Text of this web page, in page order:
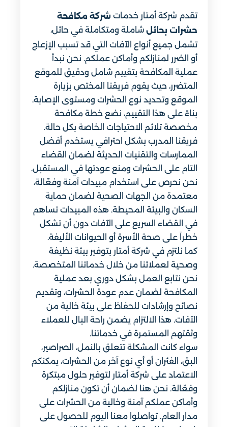
تقدم شركة أمتار خدمات شركة مكافحة
حشرات بحائل شاملة ومتكاملة في حائل،
تشمل جميع أنواع الآفات التي قد تسبب الإزعاج
أو الضرر لمنازلكم وأماكن عملكم. نحن نبدأ
عملية المكافحة بتقييم شامل ودقيق للموقع
المتضرر، حيث يقوم فريقنا المختص بزيارة
الموقع وتحديد نوع الحشرات ومستوى الإصابة.
بناءً على هذا التقييم، نضع خطة مكافحة
مخصصة تلائم الاحتياجات الخاصة بكل حالة.
فريقنا المدرب بشكل احترافي يستخدم أفضل
الممارسات والتقنيات الحديثة لضمان القضاء
التام على الحشرات ومنع عودتها في المستقبل.
نحن نحرص على استخدام مبيدات آمنة وفعّالة،
معتمدة من الجهات الصحية لضمان حماية
السكان والبيئة المحيطة. هذه المبيدات تساهم
في القضاء السريع على الآفات دون أن تشكل
خطراً على صحة الأسرة أو الحيوانات الأليفة.
كما نلتزم في شركة أمتار بتوفير بيئة نظيفة
وصحية لعملائنا من خلال خدماتنا المتخصصة.
نحن نتابع العمل بشكل دوري بعد عملية
المكافحة لضمان عدم عودة الحشرات، وتقديم
نصائح وإرشادات للحفاظ على بيئة خالية من
الآفات. هذا الالتزام يضمن راحة البال للعملاء
وثقتهم المستمرة في خدماتنا.
سواء كانت المشكلة تتعلق بالنمل، الصراصير،
البق، الفئران أو أي نوع آخر من الحشرات، يمكنكم
الاعتماد على شركة أمتار لتوفير حلول مبتكرة
وفعّالة. نحن هنا لضمان أن تكون منازلكم
وأماكن عملكم آمنة وخالية من الحشرات على
مدار العام. تواصلوا معنا اليوم للحصول على